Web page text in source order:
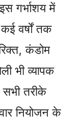
गर्भाशय में
वर्षों तक
कंडोम
भी व्यापक
तरीके
नियोजन के